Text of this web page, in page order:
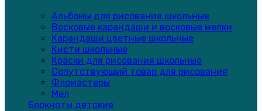
Альбомы для рисования школьные
Восковые карандаши и восковые мелки
Карандаши цветные школьные
Кисти школьные
Краски для рисования школьные
Сопутствующий товар для рисования
Фломастеры
Мел
Блокноты детские